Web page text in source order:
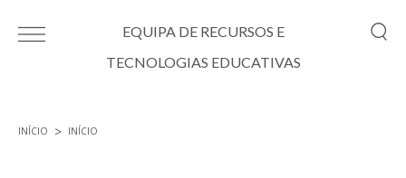
EQUIPA DE RECURSOS E
TECNOLOGIAS EDUCATIVAS
INÍCIO INÍCIO